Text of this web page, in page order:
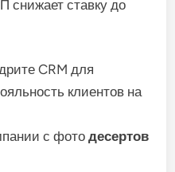
снижает ставку до
CRM для
клиентов на
с фотодесертов